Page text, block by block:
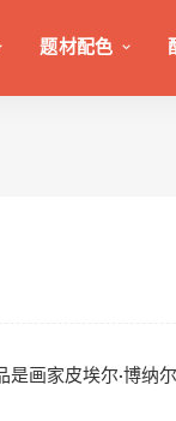
题材配色
画家皮埃尔·博纳